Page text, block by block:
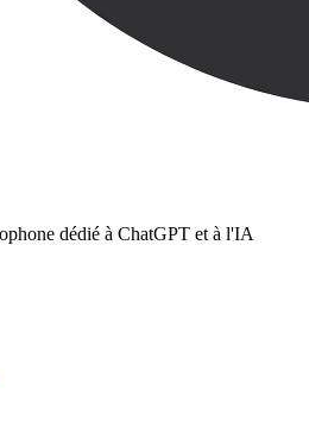
dédié à ChatGPT et à l'IA